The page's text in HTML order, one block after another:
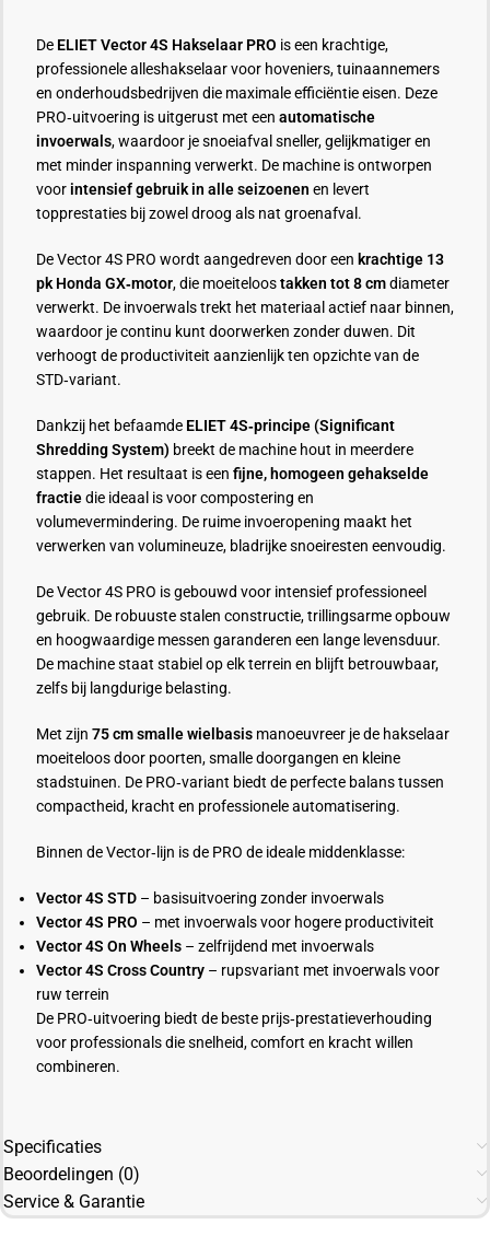
De ELIET Vector 4S Hakselaar PRO is een krachtige,
professionele alleshakselaar voor hoveniers, tuinaannemers
en onderhoudsbedrijven die maximale efficiëntie eisen. Deze
PRO‑uitvoering is uitgerust met een automatische
invoerwals, waardoor je snoeiafval sneller, gelijkmatiger en
met minder inspanning verwerkt. De machine is ontworpen
voorintensief gebruik in alle seizoenen en levert
topprestaties bij zowel droog als nat groenafval.
De Vector 4S PRO wordt aangedreven door een krachtige 13
pk Honda GX‑motor, die moeiteloostakken tot 8 cmdiameter
verwerkt. De invoerwals trekt het materiaal actief naar binnen,
waardoor je continu kunt doorwerken zonder duwen. Dit
verhoogt de productiviteit aanzienlijk ten opzichte van de
STD‑variant.
Dankzij het befaamde ELIET 4S‑principe (Significant
Shredding System) breekt de machine hout in meerdere
stappen. Het resultaat is een fijne, homogeen gehakselde
fractiedie ideaal is voor compostering en
volumevermindering. De ruime invoeropening maakt het
verwerken van volumineuze, bladrijke snoeiresten eenvoudig.
De Vector 4S PRO is gebouwd voor intensief professioneel
gebruik. De robuuste stalen constructie, trillingsarme opbouw
en hoogwaardige messen garanderen een lange levensduur.
De machine staat stabiel op elk terrein en blijft betrouwbaar,
zelfs bij langdurige belasting.
Met zijn 75 cm smalle wielbasis manoeuvreer je de hakselaar
moeiteloos door poorten, smalle doorgangen en kleine
stadstuinen. De PRO‑variant biedt de perfecte balans tussen
compactheid, kracht en professionele automatisering.
Binnen de Vector‑lijn is de PRO de ideale middenklasse:
Vector 4S STD – basisuitvoering zonder invoerwals
Vector 4S PRO – met invoerwals voor hogere productiviteit
Vector 4S On Wheels – zelfrijdend met invoerwals
Vector 4S Cross Country – rupsvariant met invoerwals voor
ruw terrein
De PRO‑uitvoering biedt de beste prijs‑prestatieverhouding
voor professionals die snelheid, comfort en kracht willen
combineren.
Specificaties
Beoordelingen (0)
Service & Garantie